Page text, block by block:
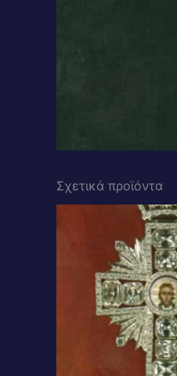
Σχετικά προϊόντα